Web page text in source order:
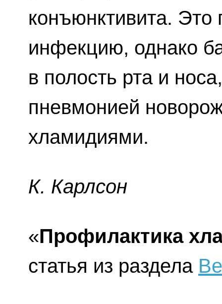
конъюнктивита. Это
инфекцию, однако
в полость рта и
пневмонией
хламидиями.
К. Карлсон
«Профилактика
статья из раздела